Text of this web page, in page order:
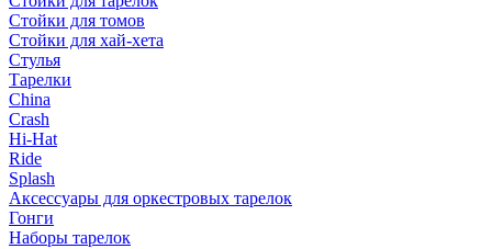
Стойки для томов
Стойки для хай-хета
Стулья
Тарелки
China
Crash
Hi-Hat
Ride
Splash
Аксессуары для оркестровых тарелок
Гонги
Наборы тарелок